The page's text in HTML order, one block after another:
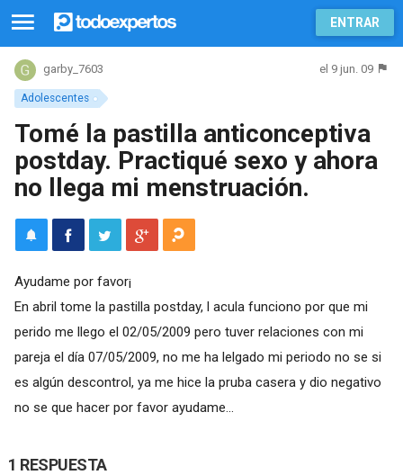
ENTRAR
Adolescentes
garby_7603 el 9 jun. 09
Tomé la pastilla anticonceptiva
postday. Practiqué sexo y ahora
no llega mi menstruación.
Ayudame por favor¡
En abril tome la pastilla postday, l acula funciono por que mi
perido me llego el 02/05/2009 pero tuver relaciones con mi
pareja el día 07/05/2009, no me ha lelgado mi periodo no se si
es algún descontrol, ya me hice la pruba casera y dio negativo
no se que hacer por favor ayudame...
1 RESPUESTA